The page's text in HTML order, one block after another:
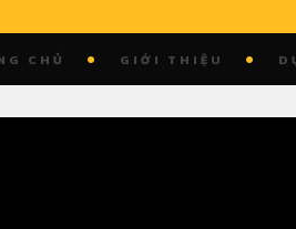
CHỦ GIỚI THIỆU